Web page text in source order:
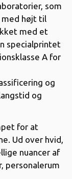
som
højt til
med et
specialprintet
A for
og
og
for at
Ud over hvid,
nuancer af
personalerum